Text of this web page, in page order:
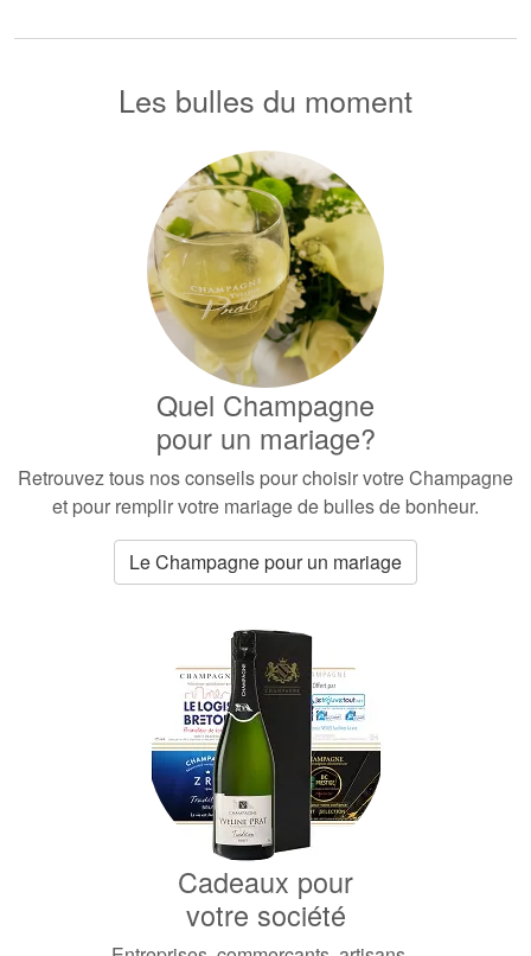
Les bulles du moment
Quel Champagne
pour un mariage?
Retrouvez tous nos conseils pour choisir votre Champagne
et pour remplir votre mariage de bulles de bonheur.
Le Champagne pour un mariage
Cadeaux pour
votre société